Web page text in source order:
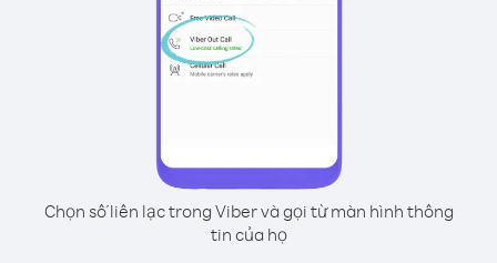
Chọn số liên lạc trong Viber và gọi từ màn hình thông
tin của họ